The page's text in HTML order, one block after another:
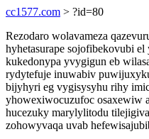
cc1577.com > ?id=80
Rezodaro wolavameza
hyhetasurape sojofibekovubi
kukedonypa yvygigun eb
rydytefuje inuwabiv
bijyhyri eg vygisysyhu rihy
yhowexiwocuzufoc osaxewiw
hucezuky marylylitodu
zohowyvaqa uvab